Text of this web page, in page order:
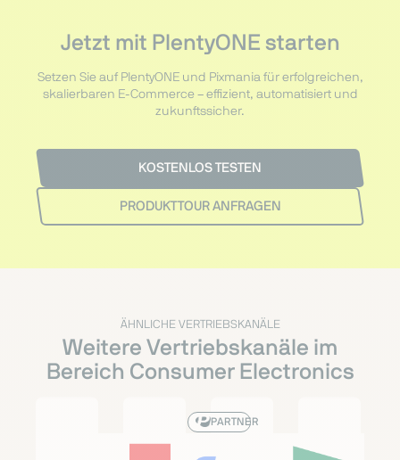
Jetzt mit PlentyONE starten
Setzen Sie auf PlentyONE und Pixmania für erfolgreichen,
skalierbaren E-Commerce – effizient, automatisiert und
zukunftssicher.
KOSTENLOS TESTEN
PRODUKTTOUR ANFRAGEN
ÄHNLICHE VERTRIEBSKANÄLE
Weitere Vertriebskanäle im
Bereich Consumer Electronics
PARTNER